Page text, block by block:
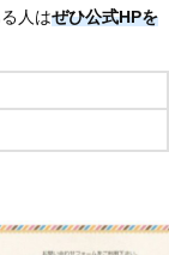
人はぜひ公式HPを